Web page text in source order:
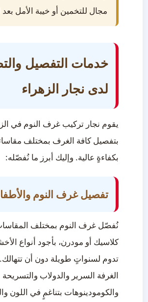
مجال للتخمين أو خيبة الأمل بعد
خدمات التفصيل
لدى نجار الزهراء
يقوم نجار تركيب غرف النوم في
بتفصيل كافة الغرف بمختلف
بكفاءةٍ عالية. وإليك أبرز ما نُفصّله:
تفصيل غرف النوم
نُفصّل غرف النوم بمختلف
كلاسيك أو مودرن، بأجود أنواع
تدوم لسنواتٍ طويلة دون أن
الغرفة السرير والدولاب والتسريحة
والكومودينوهات بتناغمٍ في اللون